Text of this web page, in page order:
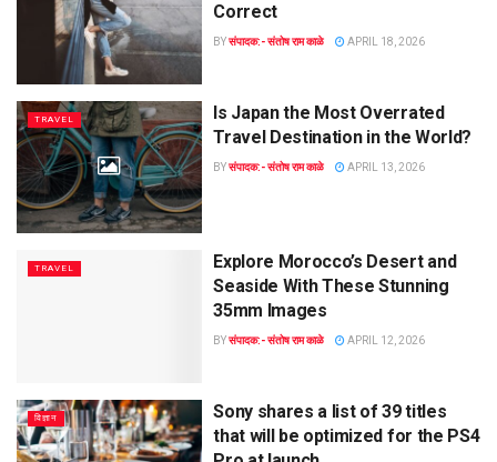
Correct
BYसंपादक:- संतोष राम काळे APRIL 18, 2026
TRAVEL
Is Japan the Most Overrated
Travel Destination in the World?
BYसंपादक:- संतोष राम काळे APRIL 13, 2026
TRAVEL
Explore Morocco’s Desert and
Seaside With These Stunning
35mm Images
BYसंपादक:- संतोष राम काळे APRIL 12, 2026
विज्ञान
Sony shares a list of 39 titles
that will be optimized for the PS4